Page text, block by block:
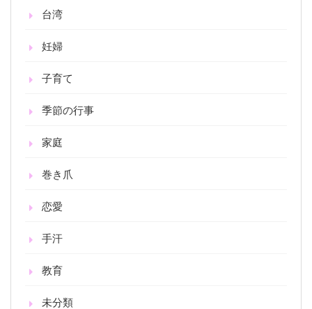
台湾
妊婦
子育て
季節の行事
家庭
巻き爪
恋愛
手汗
教育
未分類